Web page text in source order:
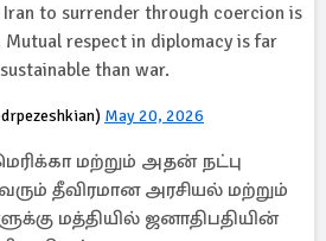
to surrender through coercion is
respect in diplomacy is far
than war.
May 20, 2026
மற்றும் அதன் நட்பு
தீவிரமான அரசியல் மற்றும்
மத்தியில் ஜனாதிபதியின்